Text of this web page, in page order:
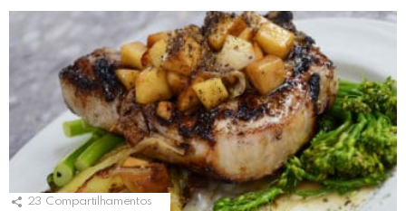
23 Compartilhamentos